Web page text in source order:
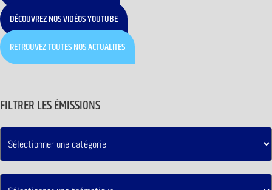
DÉCOUVREZ NOS VIDÉOS YOUTUBE
RETROUVEZ TOUTES NOS ACTUALITÉS
FILTRER LES ÉMISSIONS